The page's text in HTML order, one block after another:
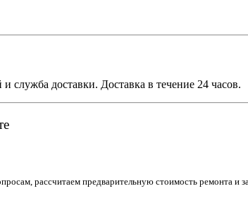
служба доставки. Доставка в течение 24 часов.
рассчитаем предварительную стоимость ремонта и